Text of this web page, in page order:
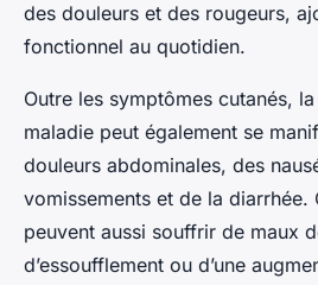
des douleurs et des rougeurs,
fonctionnel au quotidien.
Outre les symptômes cutanés,
maladie peut également se
douleurs abdominales, des
vomissements et de la diarrhée.
peuvent aussi souffrir de maux
d’essoufflement ou d’une